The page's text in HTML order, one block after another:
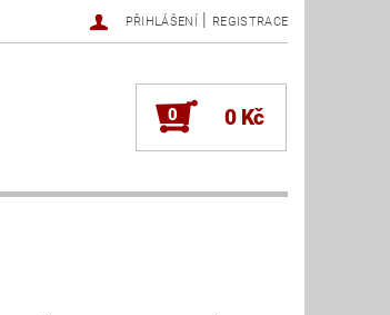
PŘIHLÁŠENÍ | REGISTRACE
0 0 Kč